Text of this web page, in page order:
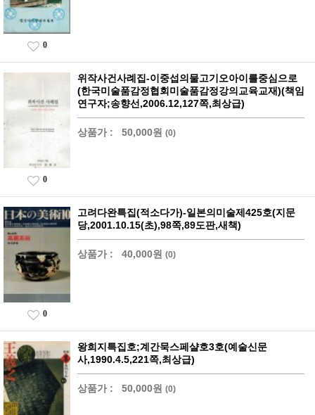
0
위작사건사례집-이중섭의물고기오아이를중심으로
(한국미술품감정협회미술품감정강의교육교재)(책임
연구자;송향선,2006.12,127쪽,최상급)
상품가 : 50,000원 (0)
0
고려다완특집(적소다가)-일본의미술제425호(지문
당,2001.10.15(초),98쪽,89도판,새책)
상품가 : 40,000원 (0)
0
왕희지특집호;계간묵스페샬호3호(예술신문
사,1990.4.5,221쪽,최상급)
상품가 : 50,000원 (0)